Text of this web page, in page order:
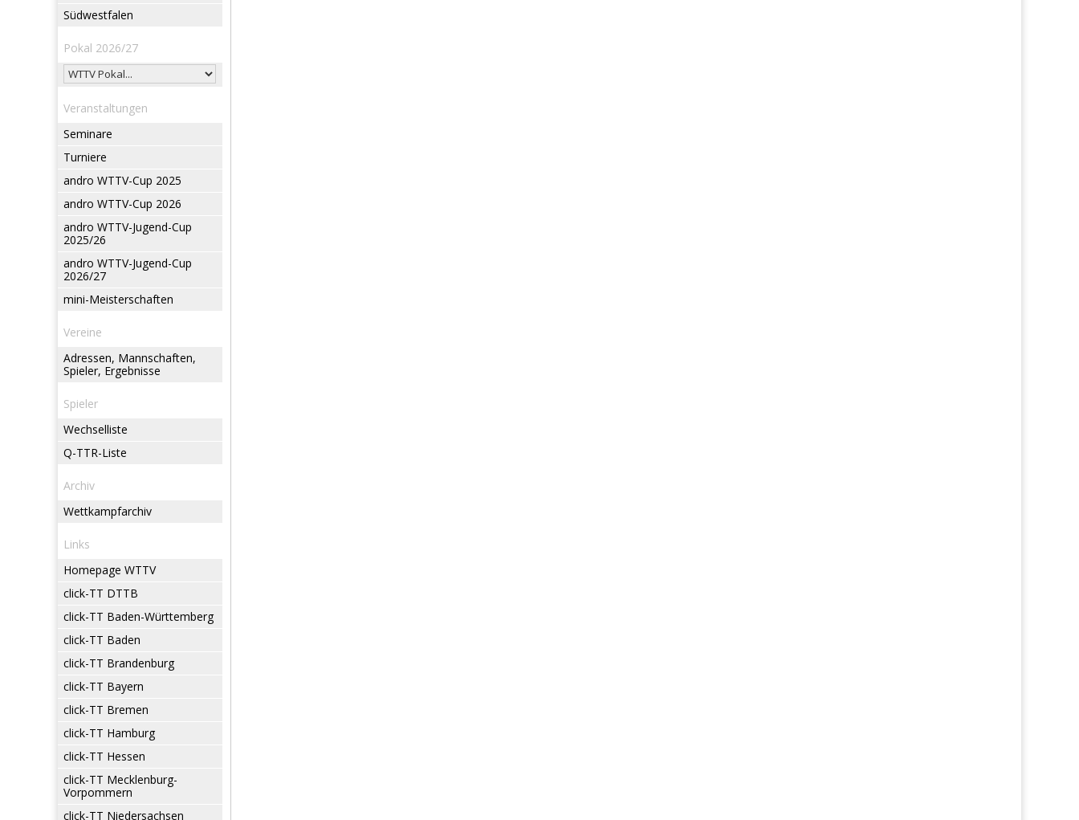
Südwestfalen
Pokal 2026/27
Veranstaltungen
Seminare
Turniere
andro WTTV-Cup 2025
andro WTTV-Cup 2026
andro WTTV-Jugend-Cup
2025/26
andro WTTV-Jugend-Cup
2026/27
mini-Meisterschaften
Vereine
Adressen, Mannschaften,
Spieler, Ergebnisse
Spieler
Wechselliste
Q-TTR-Liste
Archiv
Wettkampfarchiv
Links
Homepage WTTV
click-TT DTTB
click-TT Baden-Württemberg
click-TT Baden
click-TT Brandenburg
click-TT Bayern
click-TT Bremen
click-TT Hamburg
click-TT Hessen
click-TT Mecklenburg-
Vorpommern
click-TT Niedersachsen